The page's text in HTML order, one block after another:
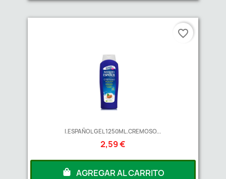
I.ESPAÑOL GEL 1250ML.CREMOSO...
2,59 €
AGREGAR AL CARRITO
favorite_border
A partir de2Unds2,00 €